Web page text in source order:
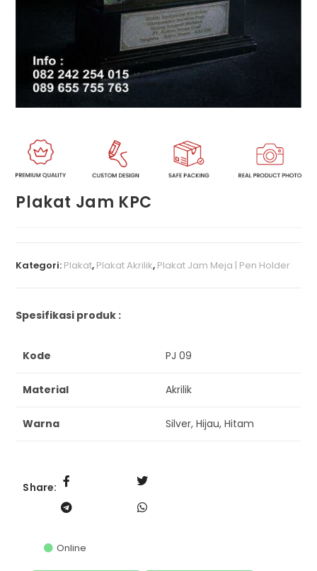
Plakat Jam KPC
Kategori: Plakat, Plakat Akrilik, Plakat Jam Meja | Pen Holder
Spesifikasi produk :
Kode PJ 09
Material Akrilik
Warna Silver, Hijau, Hitam
Share:
Online